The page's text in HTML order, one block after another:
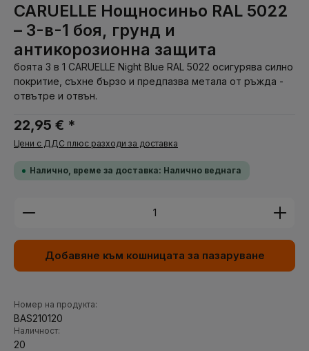
CARUELLE Нощносиньо RAL 5022
– 3-в-1 боя, грунд и
антикорозионна защита
боята 3 в 1 CARUELLE Night Blue RAL 5022 осигурява силно
покритие, съхне бързо и предпазва метала от ръжда -
отвътре и отвън.
22,95 € *
Цени с ДДС плюс разходи за доставка
Налично, време за доставка: Налично веднага
Количество на продукта: Въведете желаната
Добавяне към кошницата за пазаруване
Номер на продукта:
BAS210120
Наличност:
20